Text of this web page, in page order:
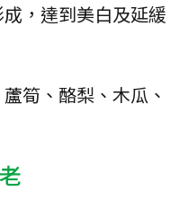
，達到美白及延緩
筍、酪梨、木瓜、